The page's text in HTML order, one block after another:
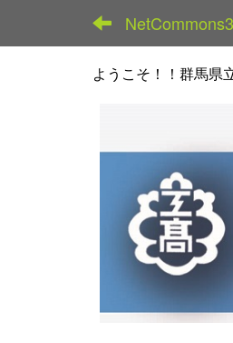
NetCommons3
ようこそ！！群馬県